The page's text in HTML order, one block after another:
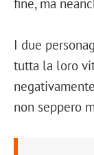
I due
tutta la loro
non seppero